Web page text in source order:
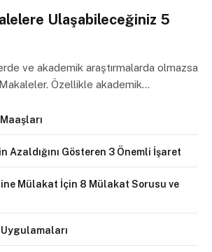
Ulaşabileceğiniz 5
ve akademik araştırmalarda olmazsa
Özellikle akademik…
Azaldığını Gösteren 3 Önemli İşaret
Mülakat İçin 8 Mülakat Sorusu ve